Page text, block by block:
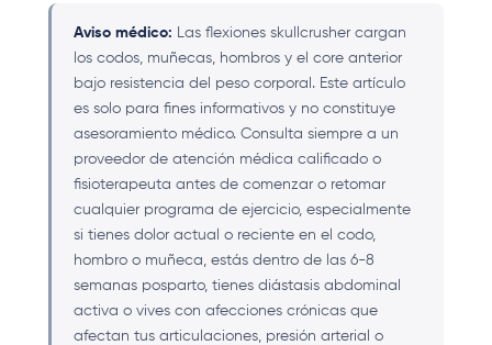
Aviso médico: Las flexiones skullcrusher cargan
los codos, muñecas, hombros y el core anterior
bajo resistencia del peso corporal. Este artículo
es solo para fines informativos y no constituye
asesoramiento médico. Consulta siempre a un
proveedor de atención médica calificado o
fisioterapeuta antes de comenzar o retomar
cualquier programa de ejercicio, especialmente
si tienes dolor actual o reciente en el codo,
hombro o muñeca, estás dentro de las 6-8
semanas posparto, tienes diástasis abdominal
activa o vives con afecciones crónicas que
afectan tus articulaciones, presión arterial o